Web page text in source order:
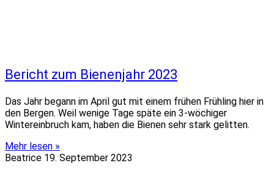
Bericht zum Bienenjahr 2023
Das Jahr begann im April gut mit einem frühen Frühling hier in
den Bergen. Weil wenige Tage späte ein 3-wöchiger
Wintereinbruch kam, haben die Bienen sehr stark gelitten.
Mehr lesen »
Beatrice 19. September 2023